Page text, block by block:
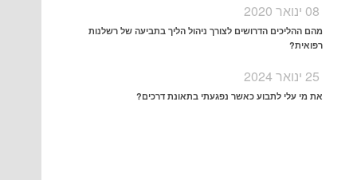
08 ינואר 2020
מהם ההליכים הדרושים לצורך ניהול הליך בתביעה של רשלנות
רפואית?
25 ינואר 2024
את מי עלי לתבוע כאשר נפגעתי בתאונת דרכים?